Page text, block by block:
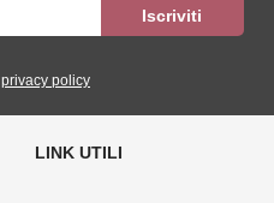
privacy policy